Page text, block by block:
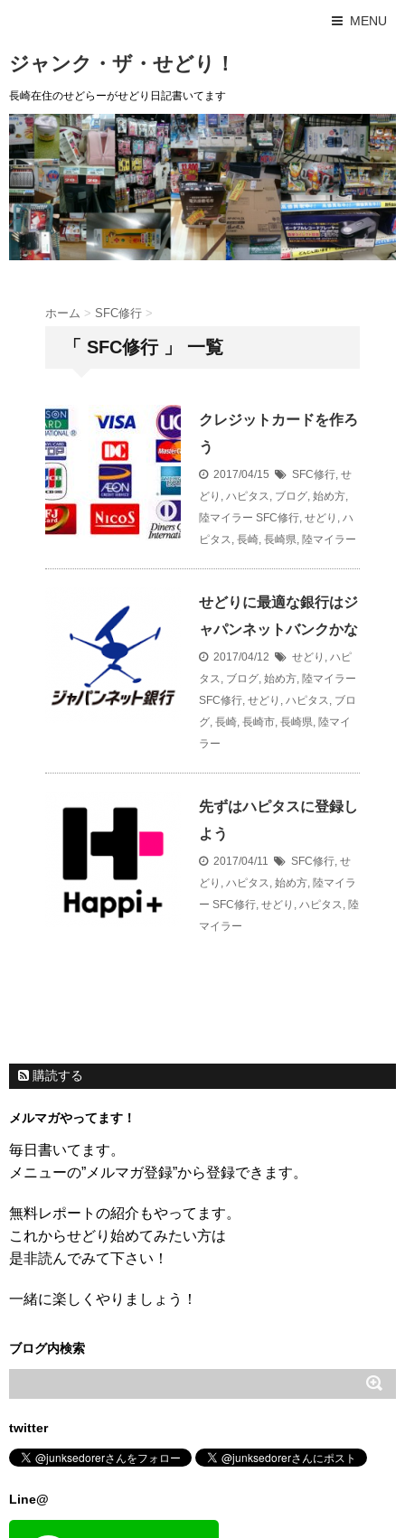
MENU
ジャンク・ザ・せどり！
長崎在住のせどらーがせどり日記書いてます
ホーム > SFC修行 >
「 SFC修行 」 一覧
クレジットカードを作ろ
う
2017/04/15 SFC修行 せ
どり
ハピタス ブログ 始め方
陸マイラー SFC修行 せどり
ハ
ピタス 長崎 長崎県 陸マイラー
せどりに最適な銀行はジ
ャパンネットバンクかな
2017/04/12 せどり
ハピ
タス
ブログ 始め方 陸マイラー
SFC修行 せどり ハピタス
ブロ
グ 長崎 長崎市 長崎県 陸マイ
ラー
先ずはハピタスに登録し
よう
2017/04/11 SFC修行 せ
どり
ハピタス 始め方 陸マイラ
ー SFC修行 せどり ハピタス 陸
マイラー
購読する
メルマガやってます！
毎日書いてます。
メニューの”メルマガ登録”から登録できます。
無料レポートの紹介もやってます。
これからせどり始めてみたい方は
是非読んでみて下さい！
一緒に楽しくやりましょう！
ブログ内検索
twitter
Line@